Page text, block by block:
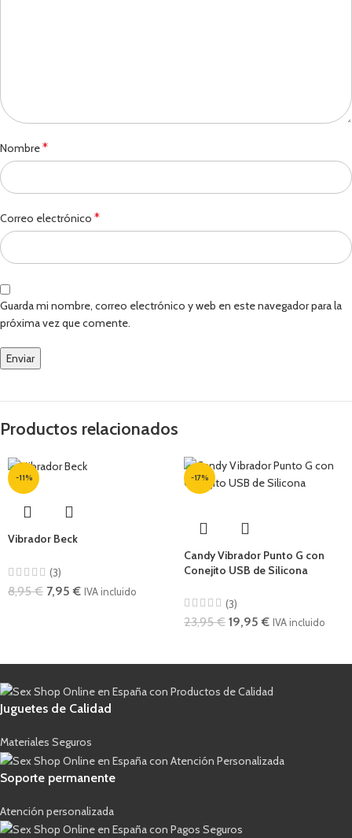
Nombre*
Correo electrónico *
Guarda mi nombre, correo electrónico y web en este navegador para la
próxima vez que comente.
Productos relacionados
-11%
Vibrador Beck
(3)
8,95€ 7,95€ IVA incluido
-17%
Candy Vibrador Punto G con
Conejito USB de Silicona
(3)
23,95€ 19,95€ IVA incluido
Juguetes de Calidad
Materiales Seguros
Soporte permanente
Atención personalizada